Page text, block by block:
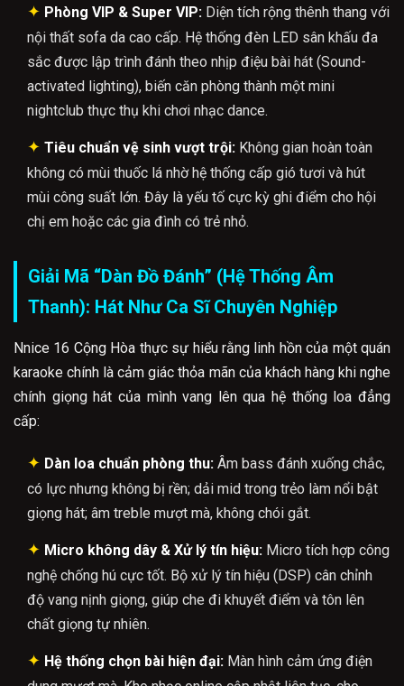
✦ Phòng VIP & Super VIP:Diện tích rộng thênh thang với
nội thất sofa da cao cấp. Hệ thống đèn LED sân khấu đa
sắc được lập trình đánh theo nhịp điệu bài hát (Sound-
activated lighting), biến căn phòng thành một mini
nightclub thực thụ khi chơi nhạc dance.
✦ Tiêu chuẩn vệ sinh vượt trội:Không gian hoàn toàn
không có mùi thuốc lá nhờ hệ thống cấp gió tươi và hút
mùi công suất lớn. Đây là yếu tố cực kỳ ghi điểm cho hội
chị em hoặc các gia đình có trẻ nhỏ.
Giải Mã “Dàn Đồ Đánh” (Hệ Thống Âm
Thanh): Hát Như Ca Sĩ Chuyên Nghiệp
Nnice 16 Cộng Hòa thực sự hiểu rằng linh hồn của một quán
karaoke chính là cảm giác thỏa mãn của khách hàng khi nghe
chính giọng hát của mình vang lên qua hệ thống loa đẳng
cấp:
✦ Dàn loa chuẩn phòng thu:Âm bass đánh xuống chắc,
có lực nhưng không bị rền; dải mid trong trẻo làm nổi bật
giọng hát; âm treble mượt mà, không chói gắt.
✦ Micro không dây & Xử lý tín hiệu:Micro tích hợp công
nghệ chống hú cực tốt. Bộ xử lý tín hiệu (DSP) cân chỉnh
độ vang nịnh giọng, giúp che đi khuyết điểm và tôn lên
chất giọng tự nhiên.
✦ Hệ thống chọn bài hiện đại:Màn hình cảm ứng điện